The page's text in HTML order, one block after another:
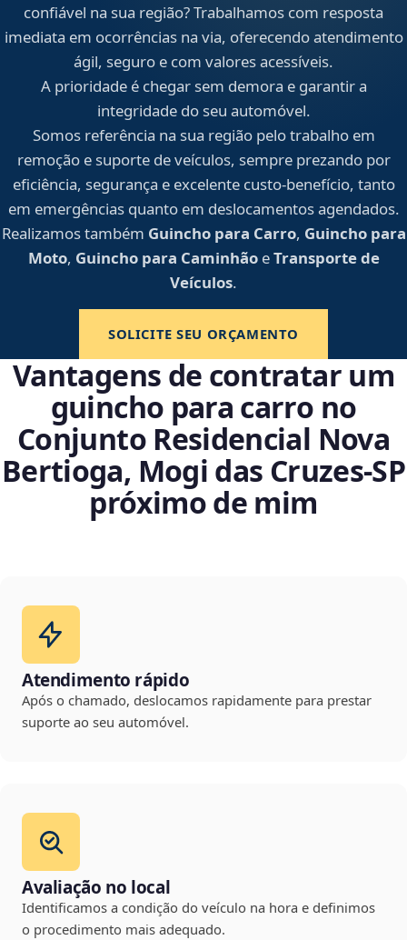
confiável na sua região? Trabalhamos com resposta
imediata em ocorrências na via, oferecendo atendimento
ágil, seguro e com valores acessíveis.
A prioridade é chegar sem demora e garantir a
integridade do seu automóvel.
Somos referência na sua região pelo trabalho em
remoção e suporte de veículos, sempre prezando por
eficiência, segurança e excelente custo-benefício, tanto
em emergências quanto em deslocamentos agendados.
Realizamos também Guincho para Carro, Guincho para
Moto, Guincho para CaminhãoeTransporte de
Veículos.
SOLICITE SEU ORÇAMENTO
Vantagens de contratar um
guincho para carro no
Conjunto Residencial Nova
Bertioga, Mogi das Cruzes‑SP
próximo de mim
Atendimento rápido
Após o chamado, deslocamos rapidamente para prestar
suporte ao seu automóvel.
Avaliação no local
Identificamos a condição do veículo na hora e definimos
o procedimento mais adequado.